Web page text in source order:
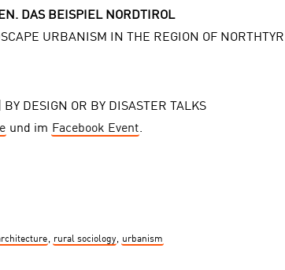
DAS BEISPIEL NORDTIROL
URBANISM IN THE REGION OF
DESIGN OR BY DISASTER TALKS
und im Facebook Event.
, rural sociology, urbanism